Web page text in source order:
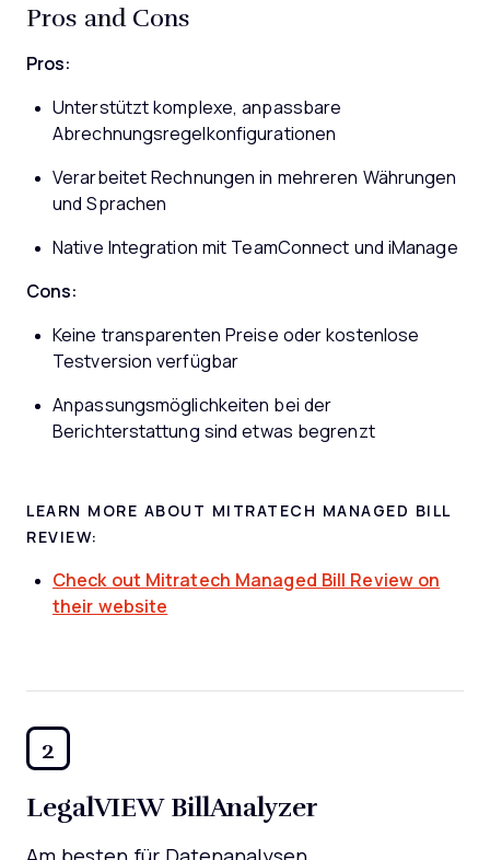
Pros and Cons
Pros:
Unterstützt komplexe, anpassbare
Abrechnungsregelkonfigurationen
Verarbeitet Rechnungen in mehreren Währungen
und Sprachen
Native Integration mit TeamConnect und iManage
Cons:
Keine transparenten Preise oder kostenlose
Testversion verfügbar
Anpassungsmöglichkeiten bei der
Berichterstattung sind etwas begrenzt
LEARN MORE ABOUT MITRATECH MANAGED BILL
REVIEW:
Check out Mitratech Managed Bill Review on
their website
2
LegalVIEW BillAnalyzer